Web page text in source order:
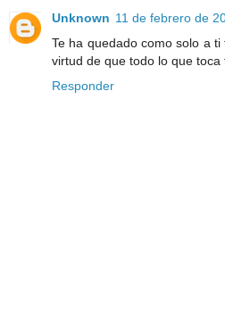
Unknown 11 de febrero de
Te ha quedado como solo a
virtud de que todo lo que
Responder